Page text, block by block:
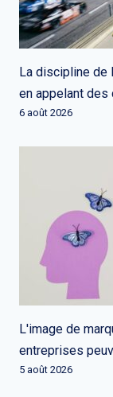
La discipline de
en appelant
6 août 2026
L'image de
entreprises
5 août 2026